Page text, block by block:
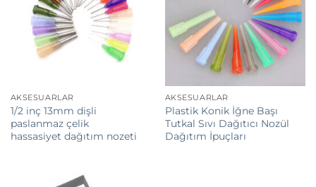
AKSESUARLAR
1/2 inç 13mm dişli
paslanmaz çelik
hassasiyet dağıtım nozeti
AKSESUARLAR
Plastik Konik İğne Başı
Tutkal Sıvı Dağıtıcı Nozül
Dağıtım İpuçları